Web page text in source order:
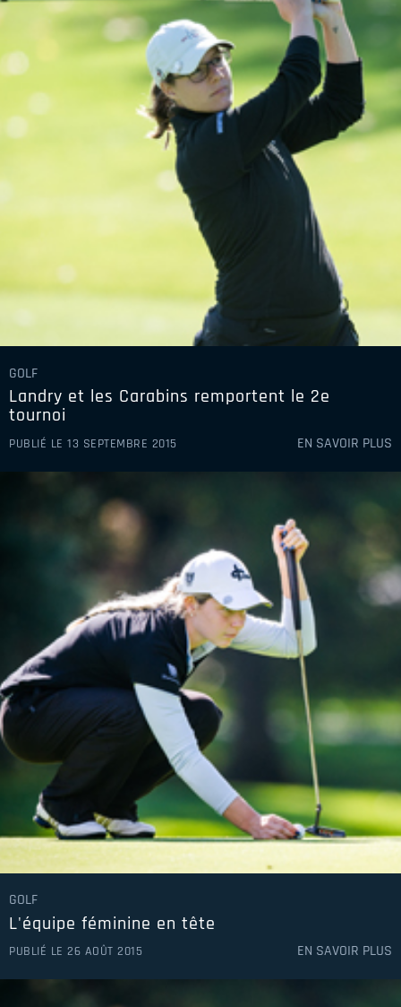
GOLF
Landry et les Carabins remportent le 2e
tournoi
PUBLIÉ LE 13 SEPTEMBRE 2015 EN SAVOIR PLUS
GOLF
L'équipe féminine en tête
PUBLIÉ LE 26 AOÛT 2015 EN SAVOIR PLUS